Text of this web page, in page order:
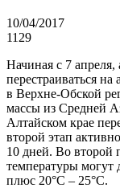
10/04/2017
1129
Начиная с 7
перестраиваться
в Верхне-Обской
массы из Средней
Алтайском крае
второй этап
10 дней. Во второй
температуры могут
плюс 20°С – 25°С.